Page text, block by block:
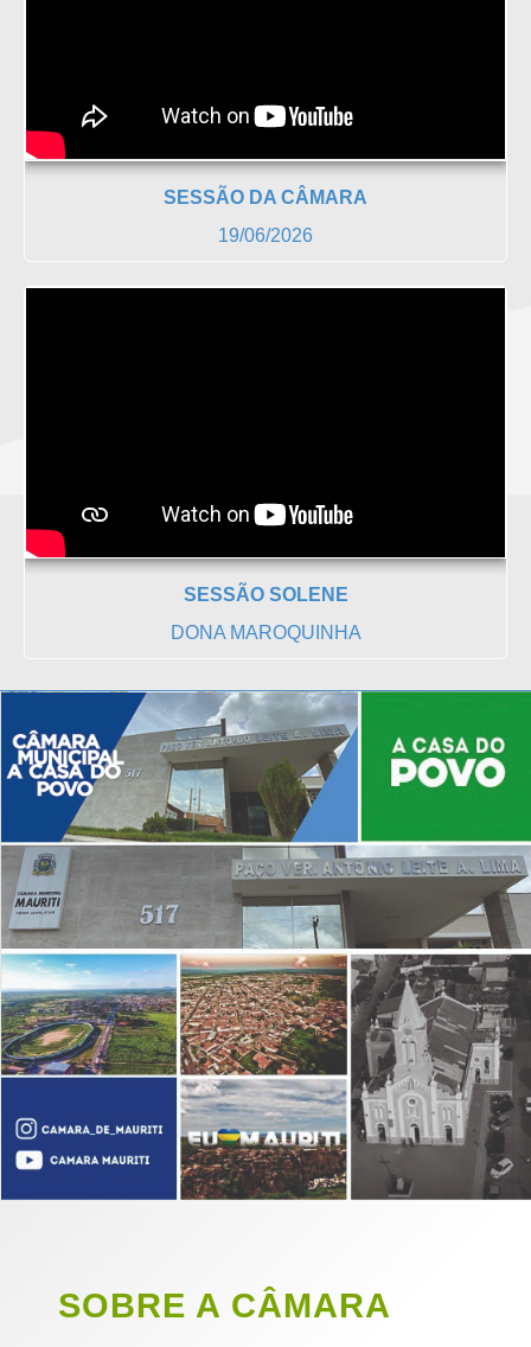
SESSÃO DA CÂMARA
19/06/2026
SESSÃO SOLENE
DONA MAROQUINHA
SOBRE A CÂMARA